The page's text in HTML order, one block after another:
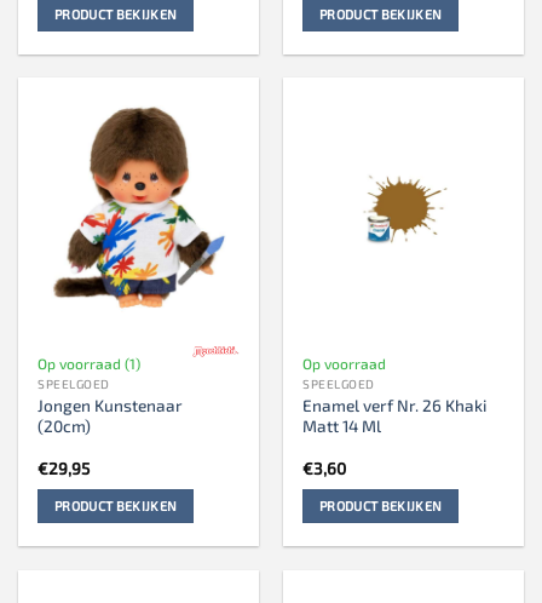
PRODUCT BEKIJKEN PRODUCT BEKIJKEN
Op voorraad (1)
SPEELGOED
Jongen Kunstenaar
(20cm)
€29,95
PRODUCT BEKIJKEN
Op voorraad
SPEELGOED
Enamel verf Nr. 26 Khaki
Matt 14 Ml
€3,60
PRODUCT BEKIJKEN